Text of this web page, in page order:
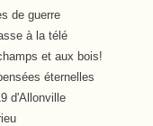
de guerre
à la télé
et aux bois!
éternelles
d'Allonville